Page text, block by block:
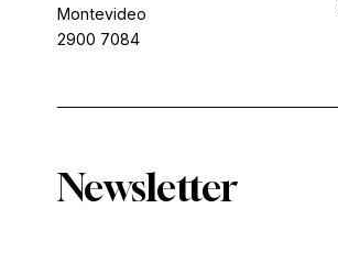
Montevideo
2900 7084
Newsletter